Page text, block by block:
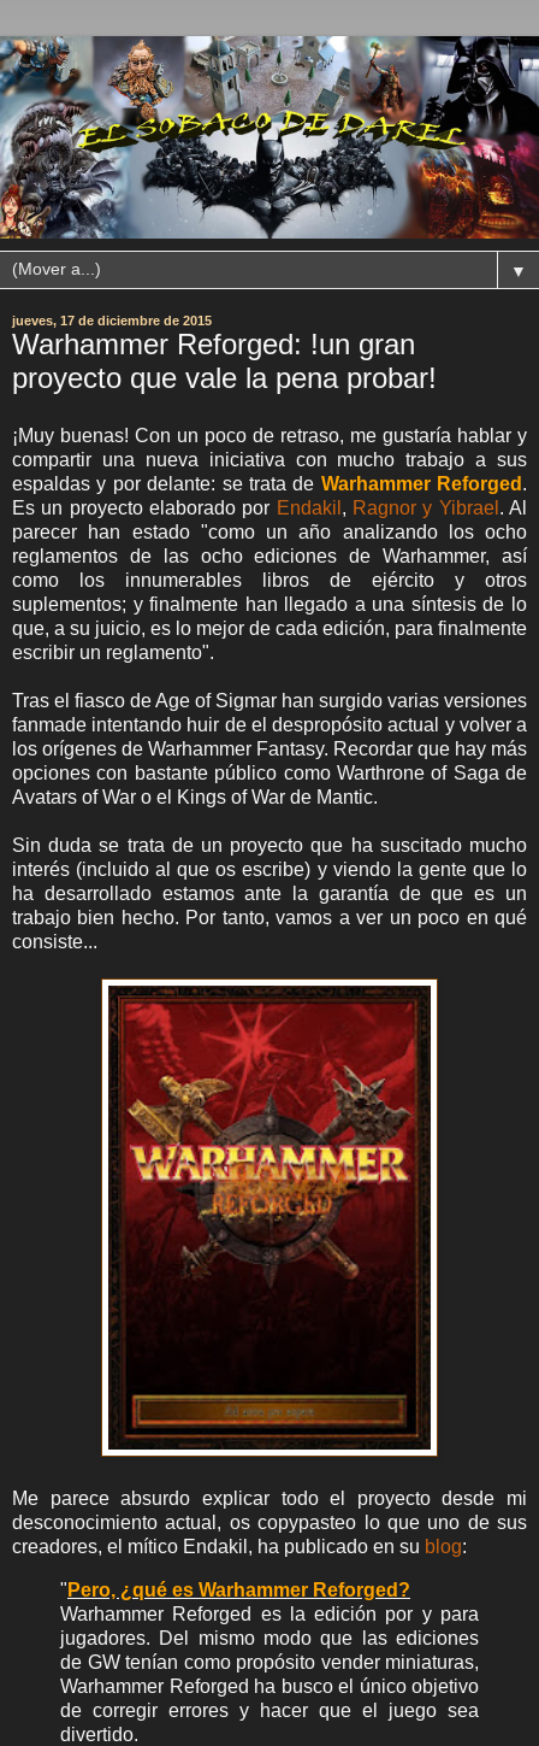
▼
jueves, 17 de diciembre de 2015
Warhammer Reforged: !un gran
proyecto que vale la pena probar!
¡Muy buenas! Con un poco de retraso, me gustaría hablar y
compartir una nueva iniciativa con mucho trabajo a sus
espaldas y por delante: se trata de Warhammer Reforged .
Es un proyecto elaborado por Endakil , Ragnor y Yibrael . Al
parecer han estado "como un año analizando los ocho
reglamentos de las ocho ediciones de Warhammer, así
como los innumerables libros de ejército y otros
suplementos; y finalmente han llegado a una síntesis de lo
que, a su juicio, es lo mejor de cada edición, para finalmente
escribir un reglamento".
Tras el fiasco de Age of Sigmar han surgido varias versiones
fanmade intentando huir de el despropósito actual y volver a
los orígenes de Warhammer Fantasy. Recordar que hay más
opciones con bastante público como Warthrone of Saga de
Avatars of War o el Kings of War de Mantic.
Sin duda se trata de un proyecto que ha suscitado mucho
interés (incluido al que os escribe) y viendo la gente que lo
ha desarrollado estamos ante la garantía de que es un
trabajo bien hecho. Por tanto, vamos a ver un poco en qué
consiste...
Me parece absurdo explicar todo el proyecto desde mi
desconocimiento actual, os copypasteo lo que uno de sus
creadores, el mítico Endakil, ha publicado en su blog:
" Pero, ¿qué es Warhammer Reforged?
Warhammer Reforged es la edición por y para
jugadores. Del mismo modo que las ediciones
de GW tenían como propósito vender miniaturas,
Warhammer Reforged ha busco el único objetivo
de corregir errores y hacer que el juego sea
divertido.